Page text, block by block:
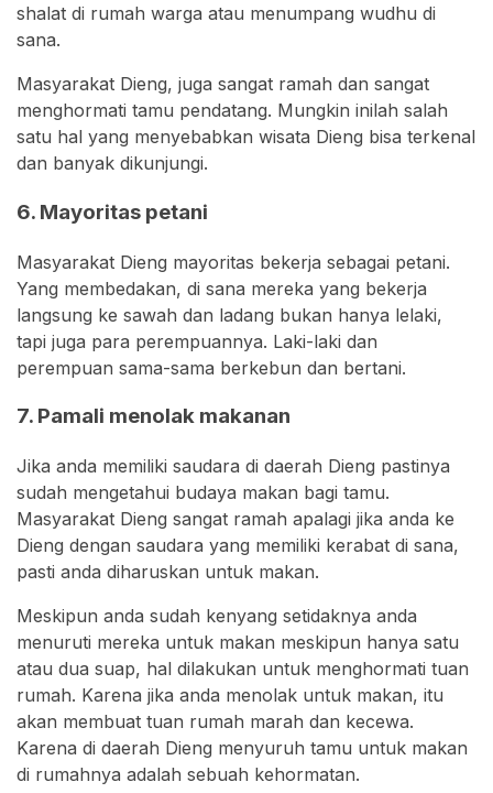
shalat di rumah warga atau menumpang wudhu di
sana.
Masyarakat Dieng, juga sangat ramah dan sangat
menghormati tamu pendatang. Mungkin inilah salah
satu hal yang menyebabkan wisata Dieng bisa terkenal
dan banyak dikunjungi.
6. Mayoritas petani
Masyarakat Dieng mayoritas bekerja sebagai petani.
Yang membedakan, di sana mereka yang bekerja
langsung ke sawah dan ladang bukan hanya lelaki,
tapi juga para perempuannya. Laki-laki dan
perempuan sama-sama berkebun dan bertani.
7. Pamali menolak makanan
Jika anda memiliki saudara di daerah Dieng pastinya
sudah mengetahui budaya makan bagi tamu.
Masyarakat Dieng sangat ramah apalagi jika anda ke
Dieng dengan saudara yang memiliki kerabat di sana,
pasti anda diharuskan untuk makan.
Meskipun anda sudah kenyang setidaknya anda
menuruti mereka untuk makan meskipun hanya satu
atau dua suap, hal dilakukan untuk menghormati tuan
rumah. Karena jika anda menolak untuk makan, itu
akan membuat tuan rumah marah dan kecewa.
Karena di daerah Dieng menyuruh tamu untuk makan
di rumahnya adalah sebuah kehormatan.